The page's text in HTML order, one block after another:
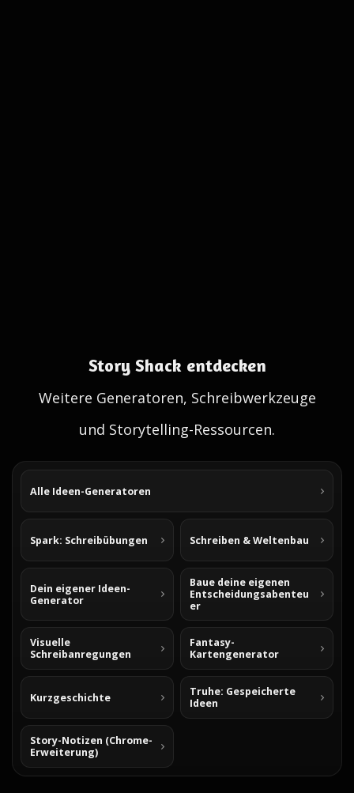
Story Shack entdecken
Weitere Generatoren, Schreibwerkzeuge
und Storytelling-Ressourcen.
Alle Ideen-Generatoren
Spark: Schreibübungen Schreiben & Weltenbau
Dein eigener Ideen-
Generator
Baue deine eigenen
Entscheidungsabenteu
er
Visuelle
Schreibanregungen
Fantasy-
Kartengenerator
Kurzgeschichte
Truhe: Gespeicherte
Ideen
Story-Notizen (Chrome-
Erweiterung)